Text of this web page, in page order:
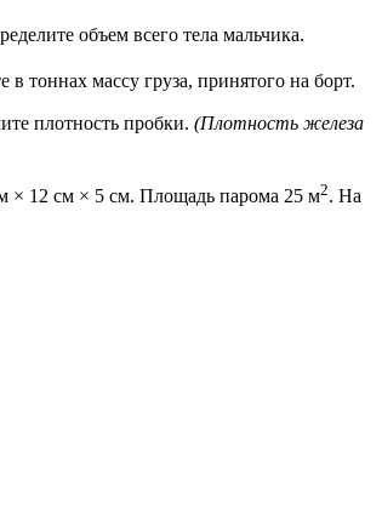
объем всего тела мальчика.
тоннах массу груза, принятого на борт.
плотность пробки. (Плотность железа
× 12 см × 5 см. Площадь парома 25 м2. На